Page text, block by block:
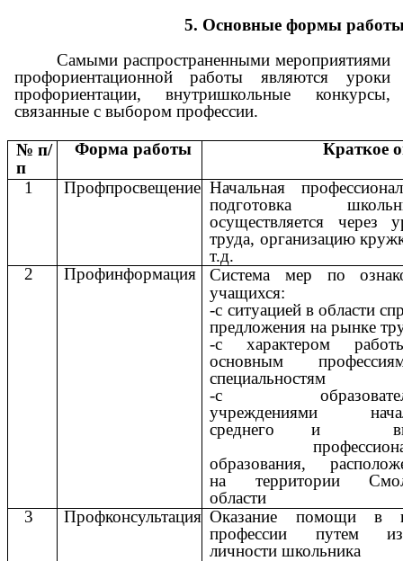
5. Основные формы
Самыми распространенными мероприятиями
профориентационной работы являются уроки
профориентации, внутришкольные конкурсы,
связанные с выбором профессии.
№ п/
п
Форма работы Краткое
1 Профпросвещение Начальная
подготовка
осуществляется через
труда, организацию
т.д.
2
Профинформация
Система мер по
учащихся:
-с ситуацией в области
предложения на рынке
-с характером
основным
специальностям
-с
учреждениями
среднего и
образования,
на территории
области
3
Профконсультация Оказание помощи в
профессии путем
личности школьника